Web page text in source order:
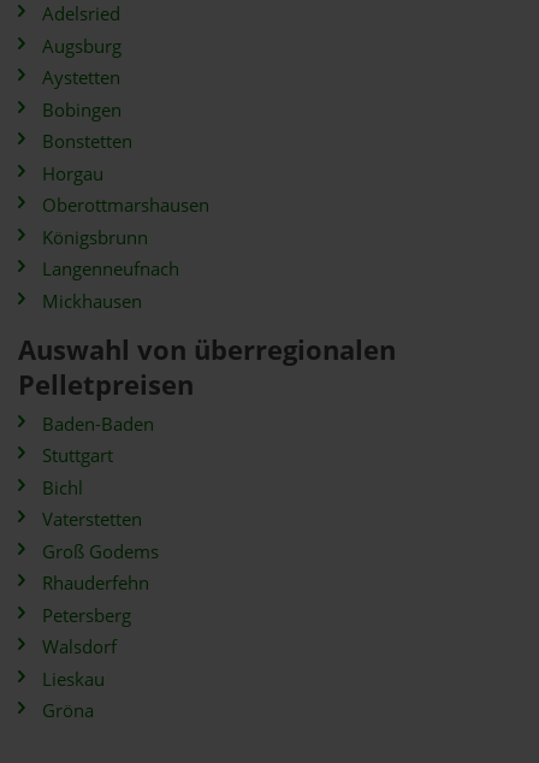
Adelsried
Augsburg
Aystetten
Bobingen
Bonstetten
Horgau
Oberottmarshausen
Königsbrunn
Langenneufnach
Mickhausen
Auswahl von überregionalen
Pelletpreisen
Baden-Baden
Stuttgart
Bichl
Vaterstetten
Groß Godems
Rhauderfehn
Petersberg
Walsdorf
Lieskau
Gröna